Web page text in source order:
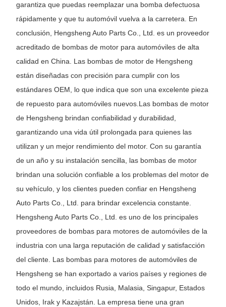
garantiza que puedas reemplazar una bomba defectuosa
rápidamente y que tu automóvil vuelva a la carretera. En
conclusión, Hengsheng Auto Parts Co., Ltd. es un proveedor
acreditado de bombas de motor para automóviles de alta
calidad en China. Las bombas de motor de Hengsheng
están diseñadas con precisión para cumplir con los
estándares OEM, lo que indica que son una excelente pieza
de repuesto para automóviles nuevos.Las bombas de motor
de Hengsheng brindan confiabilidad y durabilidad,
garantizando una vida útil prolongada para quienes las
utilizan y un mejor rendimiento del motor. Con su garantía
de un año y su instalación sencilla, las bombas de motor
brindan una solución confiable a los problemas del motor de
su vehículo, y los clientes pueden confiar en Hengsheng
Auto Parts Co., Ltd. para brindar excelencia constante.
Hengsheng Auto Parts Co., Ltd. es uno de los principales
proveedores de bombas para motores de automóviles de la
industria con una larga reputación de calidad y satisfacción
del cliente. Las bombas para motores de automóviles de
Hengsheng se han exportado a varios países y regiones de
todo el mundo, incluidos Rusia, Malasia, Singapur, Estados
Unidos, Irak y Kazajstán. La empresa tiene una gran